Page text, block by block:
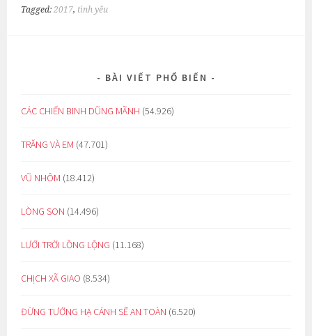
Tagged:2017, tình yêu
BÀI VIẾT PHỔ BIẾN
CÁC CHIẾN BINH DŨNG MÃNH (54.926)
TRĂNG VÀ EM (47.701)
VŨ NHÔM (18.412)
LÒNG SON (14.496)
LƯỚI TRỜI LỒNG LỘNG (11.168)
CHỊCH XÃ GIAO (8.534)
ĐỪNG TƯỞNG HẠ CÁNH SẼ AN TOÀN (6.520)